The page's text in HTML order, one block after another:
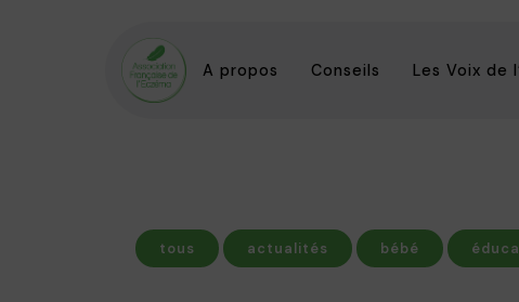
A propos Conseils Les Voix de
tous actualités bébé